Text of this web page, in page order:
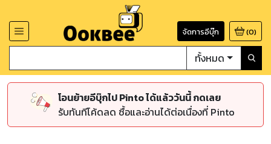
จัดการอีบุ๊ก (0)
ทั้งหมด
โอนย้ายอีบุ๊กไป Pinto ได้แล้ววันนี้ กดเลย
รับทันทีโค้ดลด ซื้อและอ่านได้ต่อเนื่องที่ Pinto